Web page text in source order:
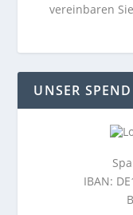
vereinbaren
UNSER
IBAN: